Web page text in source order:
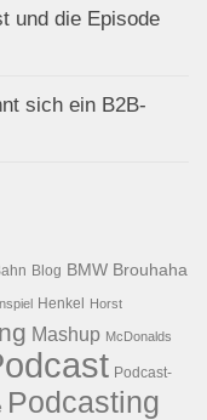
und die Episode
sich ein B2B-
Blog BMW Brouhaha
Henkel Horst
Mashup McDonalds
Podcast-
Podcasting